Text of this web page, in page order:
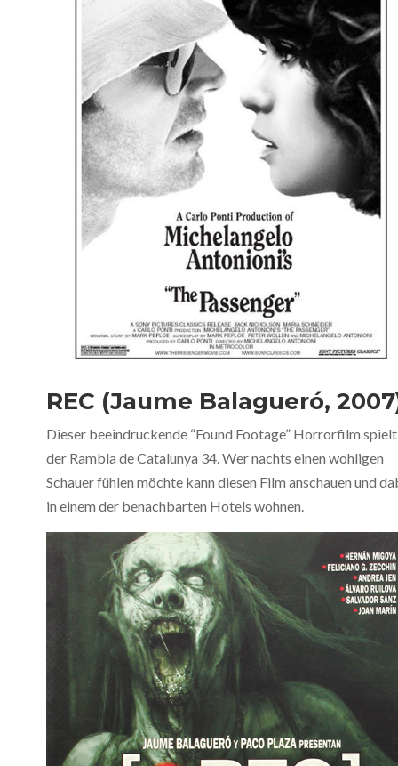
REC (Jaume Balagueró,
Dieser beeindruckende “Found Footage” Horrorfilm
der Rambla de Catalunya 34. Wer nachts einen wohligen
Schauer fühlen möchte kann diesen Film anschauen und
in einem der benachbarten Hotels wohnen.